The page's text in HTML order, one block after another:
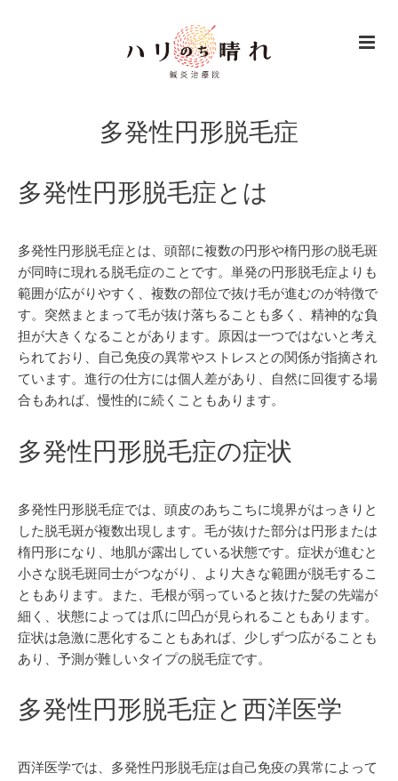
多発性円形脱毛症
多発性円形脱毛症とは
多発性円形脱毛症とは、頭部に複数の円形や楕円形の脱毛斑
が同時に現れる脱毛症のことです。単発の円形脱毛症よりも
範囲が広がりやすく、複数の部位で抜け毛が進むのが特徴で
す。突然まとまって毛が抜け落ちることも多く、精神的な負
担が大きくなることがあります。原因は一つではないと考え
られており、自己免疫の異常やストレスとの関係が指摘され
ています。進行の仕方には個人差があり、自然に回復する場
合もあれば、慢性的に続くこともあります。
多発性円形脱毛症の症状
多発性円形脱毛症では、頭皮のあちこちに境界がはっきりと
した脱毛斑が複数出現します。毛が抜けた部分は円形または
楕円形になり、地肌が露出している状態です。症状が進むと
小さな脱毛斑同士がつながり、より大きな範囲が脱毛するこ
ともあります。また、毛根が弱っていると抜けた髪の先端が
細く、状態によっては爪に凹凸が見られることもあります。
症状は急激に悪化することもあれば、少しずつ広がることも
あり、予測が難しいタイプの脱毛症です。
多発性円形脱毛症と西洋医学
西洋医学では、多発性円形脱毛症は自己免疫の異常によって